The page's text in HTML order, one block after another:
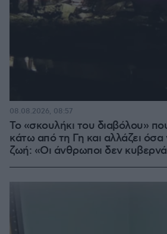
Το «σκουλήκι του διαβόλου» που
κάτω από τη Γη και αλλάζει όσα
ζωή: «Οι άνθρωποι δεν
08.08.2026, 08:57